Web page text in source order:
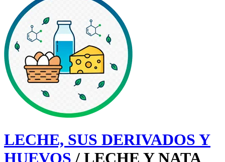
LECHE, SUS DERIVADOS Y
HUEVOS / LECHE Y NATA